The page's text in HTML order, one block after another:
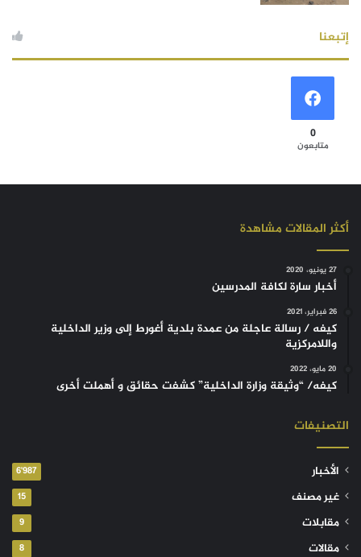
إتبعنا
0
متابعون
أكثر المقالات مشاهدة
27 يونيو، 2020
أخبار سارة لكافة المدرسين
26 فبراير، 2021
كيفه / رسالة عاجلة من عمدة بلدية أغورط إلى وزير الداخلية
واللامركزية
20 مايو، 2022
كيفه/ “وثيقة وزارة الداخلية” كشفت حقائق و أهملت أخرى
التصنيفات
الأخبار 6٬987
غير مصنف 15
مقابلات 9
مقالات 8